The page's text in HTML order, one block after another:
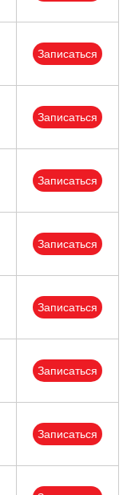
Записаться
Записаться
Записаться
Записаться
Записаться
Записаться
Записаться